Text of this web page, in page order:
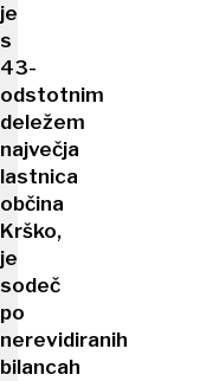
je
s
43-
odstotnim
deležem
največja
lastnica
občina
Krško,
je
sodeč
po
nerevidiranih
bilancah